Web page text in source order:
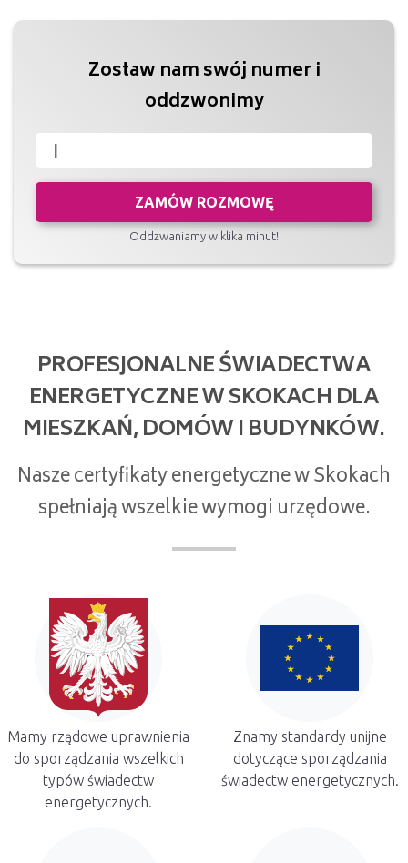
Zostaw nam swój numer i
oddzwonimy
ZAMÓW ROZMOWĘ
Oddzwaniamy w klika minut!
PROFESJONALNE ŚWIADECTWA
ENERGETYCZNE W SKOKACH DLA
MIESZKAŃ, DOMÓW I BUDYNKÓW.
Nasze certyfikaty energetyczne w Skokach
spełniają wszelkie wymogi urzędowe.
Mamy rządowe uprawnienia
do sporządzania wszelkich
typów świadectw
energetycznych.
Znamy standardy unijne
dotyczące sporządzania
świadectw energetycznych.